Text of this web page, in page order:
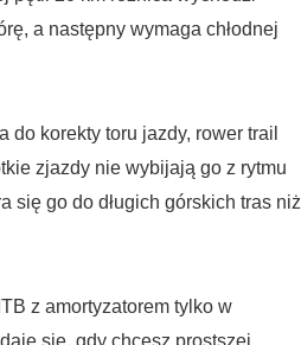
a następny wymaga chłodnej
do korekty toru jazdy, rower trail
zjazdy nie wybijają go z rytmu
się go do długich górskich tras niż
z amortyzatorem tylko w